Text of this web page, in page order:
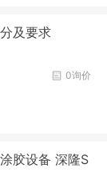
及要求
0询价
胶设备 深隆S